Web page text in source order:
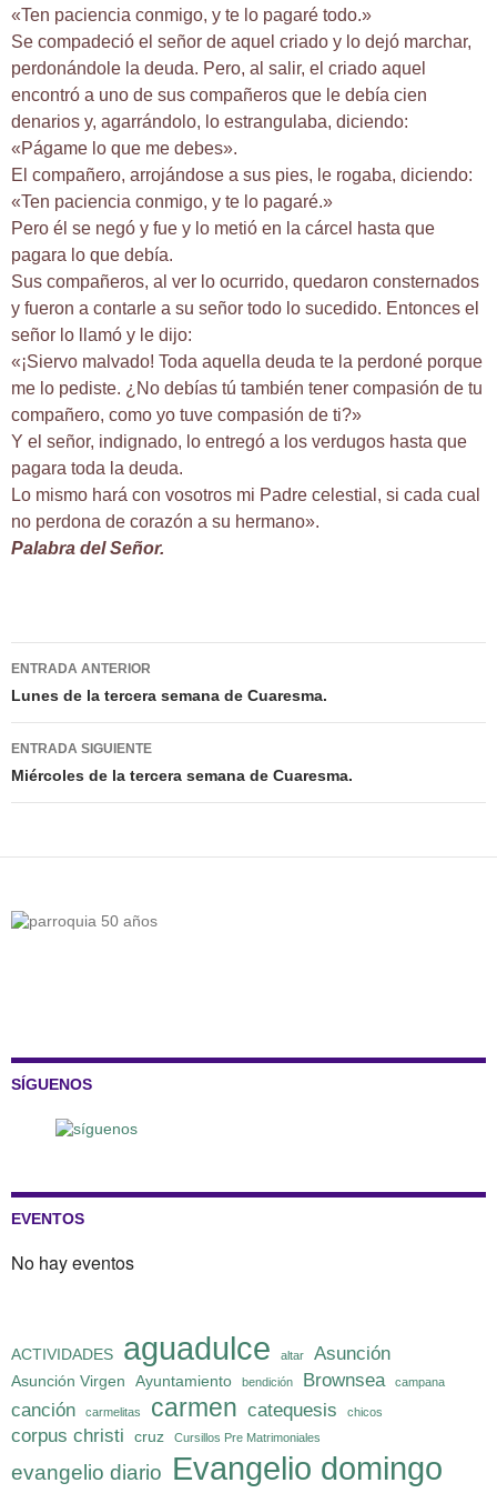
«Ten paciencia conmigo, y te lo pagaré todo.»
Se compadeció el señor de aquel criado y lo dejó marchar,
perdonándole la deuda. Pero, al salir, el criado aquel
encontró a uno de sus compañeros que le debía cien
denarios y, agarrándolo, lo estrangulaba, diciendo:
«Págame lo que me debes».
El compañero, arrojándose a sus pies, le rogaba, diciendo:
«Ten paciencia conmigo, y te lo pagaré.»
Pero él se negó y fue y lo metió en la cárcel hasta que
pagara lo que debía.
Sus compañeros, al ver lo ocurrido, quedaron consternados
y fueron a contarle a su señor todo lo sucedido. Entonces el
señor lo llamó y le dijo:
«¡Siervo malvado! Toda aquella deuda te la perdoné porque
me lo pediste. ¿No debías tú también tener compasión de tu
compañero, como yo tuve compasión de ti?»
Y el señor, indignado, lo entregó a los verdugos hasta que
pagara toda la deuda.
Lo mismo hará con vosotros mi Padre celestial, si cada cual
no perdona de corazón a su hermano».
Palabra del Señor.
Navegación
de
entradas
ENTRADA ANTERIOR
Lunes de la tercera semana de Cuaresma.
ENTRADA SIGUIENTE
Miércoles de la tercera semana de Cuaresma.
SÍGUENOS
EVENTOS
No hay eventos
ACTIVIDADES aguadulce altar Asunción
Asunción Virgen Ayuntamiento bendición Brownsea campana
canción carmelitas carmen catequesis chicos
corpus christi cruz Cursillos Pre Matrimoniales
evangelio diario Evangelio domingo